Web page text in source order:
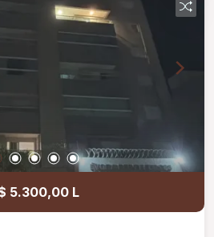
total de 188,92 m².
5.300,00 L